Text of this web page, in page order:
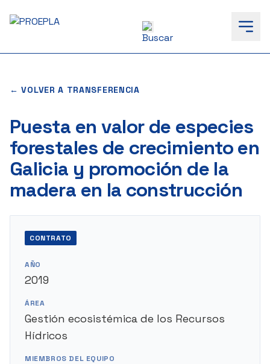
to
content
← VOLVER A TRANSFERENCIA
Puesta en valor de especies
forestales de crecimiento en
Galicia y promoción de la
madera en la construcción
CONTRATO
AÑO
2019
ÁREA
Gestión ecosistémica de los Recursos
Hídricos
MIEMBROS DEL EQUIPO